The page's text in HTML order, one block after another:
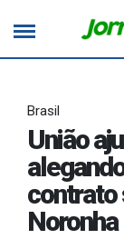
Brasil
União
contrato
Noronha